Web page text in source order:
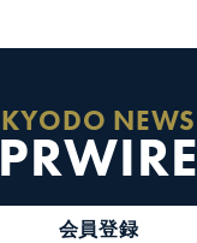
KYODO NEWS
PRWIRE
会員登録